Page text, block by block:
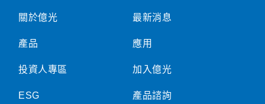
關於億光
產品
投資人專區
ESG
最新消息
應用
加入億光
產品諮詢